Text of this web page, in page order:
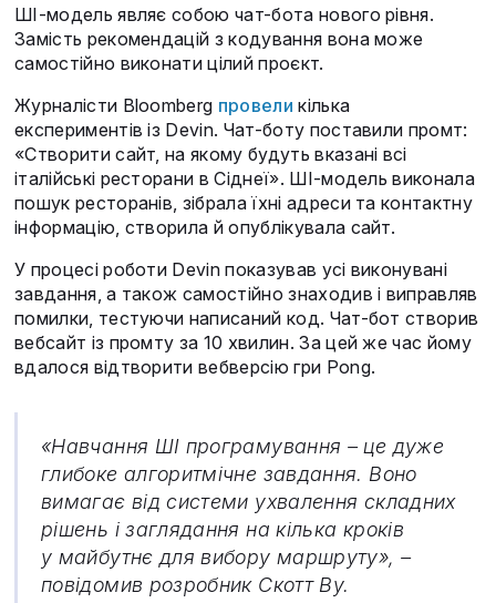
ШІ-модель являє собою чат-бота нового рівня.
Замість рекомендацій з кодування вона може
самостійно виконати цілий проєкт.
Журналісти Bloomberg провели кілька
експериментів із Devin. Чат-боту поставили промт:
«Створити сайт, на якому будуть вказані всі
італійські ресторани в Сіднеї». ШІ-модель виконала
пошук ресторанів, зібрала їхні адреси та контактну
інформацію, створила й опублікувала сайт.
У процесі роботи Devin показував усі виконувані
завдання, а також самостійно знаходив і виправляв
помилки, тестуючи написаний код. Чат-бот створив
вебсайт із промту за 10 хвилин. За цей же час йому
вдалося відтворити вебверсію гри Pong.
«Навчання ШІ програмування – це дуже
глибоке алгоритмічне завдання. Воно
вимагає від системи ухвалення складних
рішень і заглядання на кілька кроків
у майбутнє для вибору маршруту», –
повідомив розробник Скотт Ву.